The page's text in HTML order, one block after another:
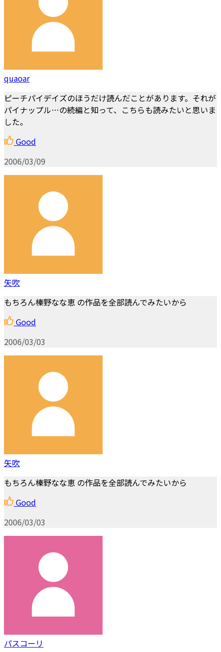
quaoar
ピーチパイデイズのほうだけ読んだことがあります。それが
パイナップル…の続編と知って、こちらも読みたいと思いま
した。
Good
2006/03/09
矢吹
もちろん榛野なな恵 の作品を全部読んでみたいから
Good
2006/03/03
矢吹
もちろん榛野なな恵 の作品を全部読んでみたいから
Good
2006/03/03
パスコーリ